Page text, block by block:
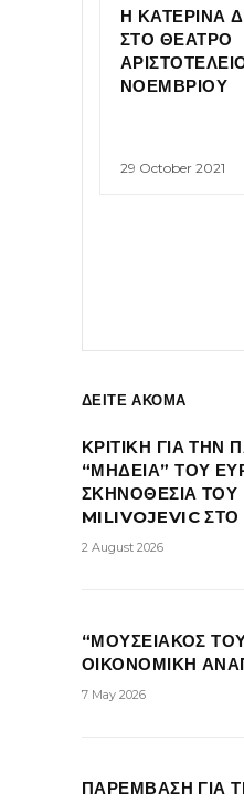
Η ΚΑΤΕΡΙΝΑ
ΣΤΟ ΘΕΑΤΡΟ
ΝΟΕΜΒΡΙΟΥ
29 October 2021
ΔΕΙΤΕ ΑΚΟΜΑ
ΚΡΙΤΙΚΗ ΓΙΑ ΤΗΝ
“ΜΗΔΕΙΑ” ΤΟΥ
ΣΚΗΝΟΘΕΣΙΑ ΤΟΥ
MILIVOJEVIC
2 August 2026
“ΜΟΥΣΕΙΑΚΟΣ
ΟΙΚΟΝΟΜΙΚΗ
7 May 2026
ΠΑΡΕΜΒΑΣΗ ΓΙΑ